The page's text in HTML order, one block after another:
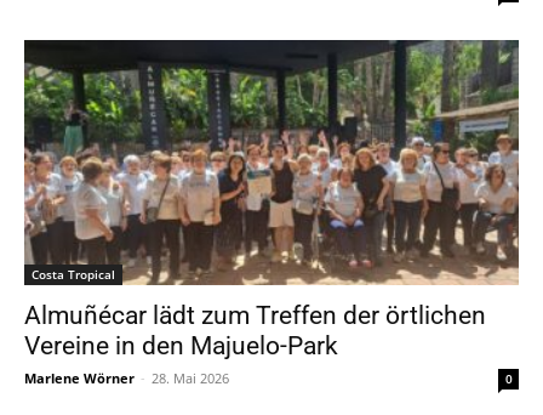
Costa Tropical
Almuñécar lädt zum Treffen der örtlichen
Vereine in den Majuelo-Park
Marlene Wörner - 28. Mai 2026 0